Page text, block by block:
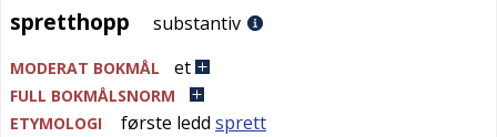
spretthopp
spretthopp substantiv
MODERAT BOKMÅL et
FULL BOKMÅLSNORM
ETYMOLOGI
første ledd sprett